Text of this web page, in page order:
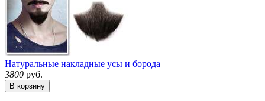
Натуральные накладные усы и борода
3800 руб.
В корзину